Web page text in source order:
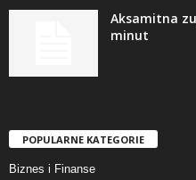
Aksamitna
minut
POPULARNE KATEGORIE
Biznes i Finanse